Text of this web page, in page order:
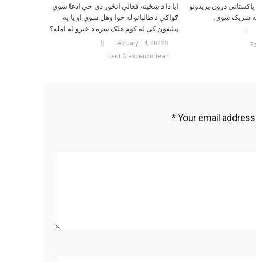
ایا دا د ښځینه فعالې انځور دی چې ادعا شوې
ګواکې د طالبانو له خوا وهل شوې او یا په
ټیلیفون کې له کوم هلک سره د خبرو له امله؟
February 14, 2022
Fact Crescendo Team
ډرون بریدونو
شریک شوي.
Your email
*